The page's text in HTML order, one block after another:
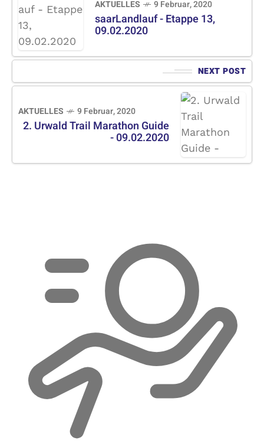
AKTUELLES 9 Februar, 2020
saarLandlauf - Etappe 13,
09.02.2020
NEXT POST
AKTUELLES 9 Februar, 2020
2. Urwald Trail Marathon Guide
- 09.02.2020